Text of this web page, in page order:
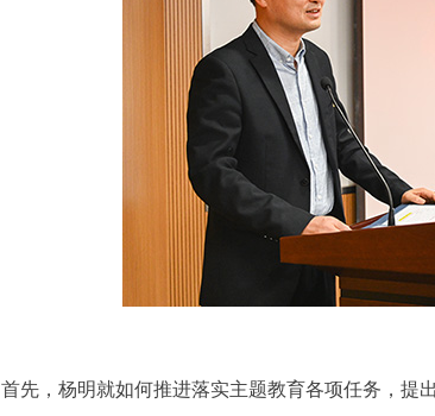
首先，杨明就如何推进落实主题教育各项任务，提